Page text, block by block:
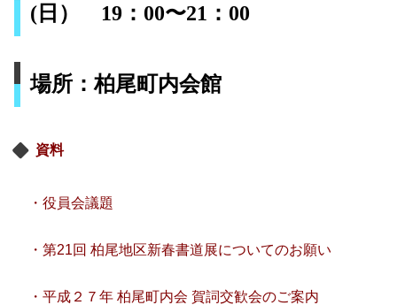
(日） 19：00〜21：00
場所：柏尾町内会館
資料
・役員会議題
・第21回 柏尾地区新春書道展についてのお願い
・平成２７年 柏尾町内会 賀詞交歓会のご案内